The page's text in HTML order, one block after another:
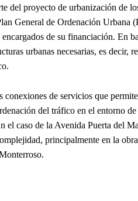
del proyecto de urbanización de
General de Ordenación Urbana
de su financiación. En
urbanas necesarias, es decir,
conexiones de servicios que
del tráfico en el entorno
caso de la Avenida Puerta del
principalmente en la